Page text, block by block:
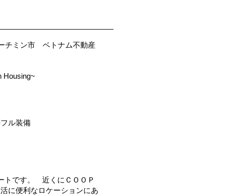
チミン市 ベトナム不動産
Housing~
ル装備
トです。 近くにＣＯＯＰ
に便利なロケーションにあ